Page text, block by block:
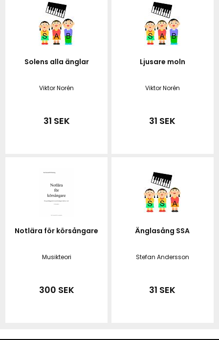
Solens alla änglar
Viktor Norén
31 SEK
Ljusare moln
Viktor Norén
31 SEK
Notlära för körsångare
Musikteori
300 SEK
Änglasång SSA
Stefan Andersson
31 SEK